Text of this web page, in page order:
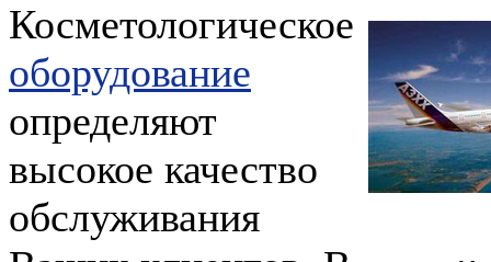
Косметологическое
оборудование
определяют
высокое качество
обслуживания